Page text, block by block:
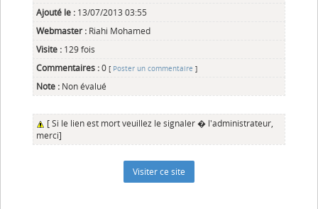
Ajouté le : 13/07/2013 03:55
Webmaster : Riahi Mohamed
Visite : 129 fois
Commentaires :0 [ Poster un commentaire ]
Note : Non évalué
[ Si le lien est mort veuillez le signaler � l'administrateur,
merci]